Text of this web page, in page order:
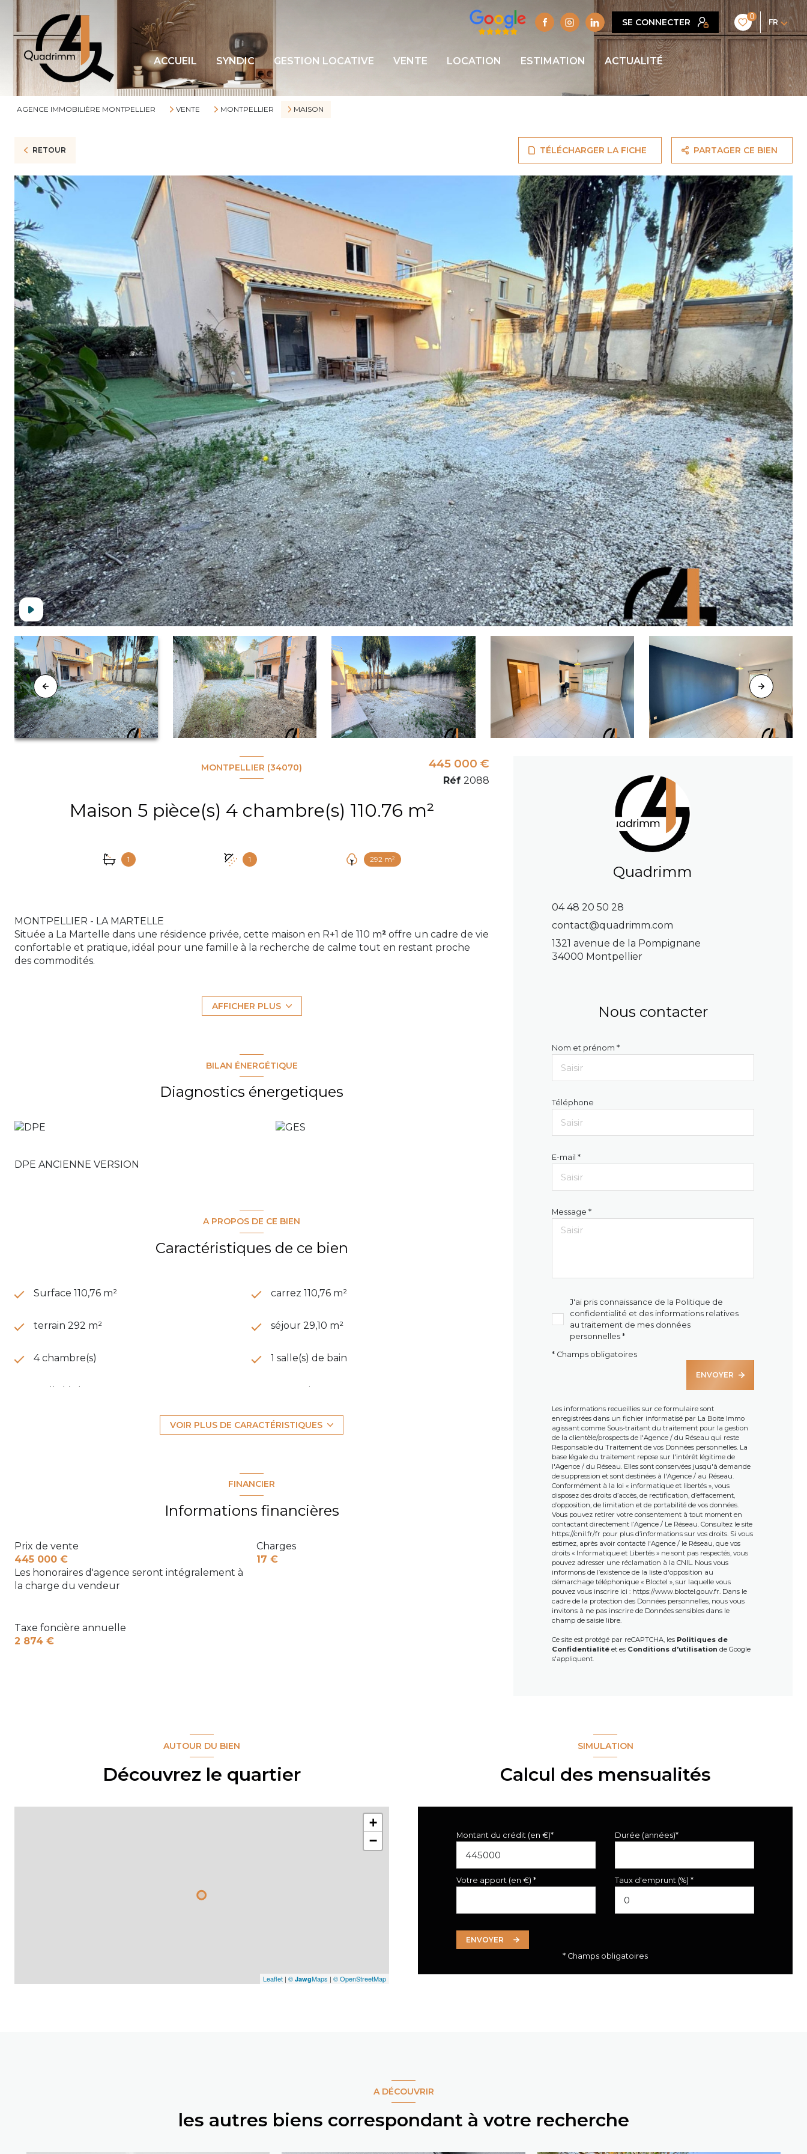
SE CONNECTER
0
FR
ACCUEIL SYNDIC GESTION LOCATIVE VENTE LOCATION ESTIMATION ACTUALITÉ
AGENCE IMMOBILIÈRE MONTPELLIER VENTE MONTPELLIER MAISON
RETOUR TÉLÉCHARGER LA FICHE PARTAGER CE BIEN
MONTPELLIER (34070)
Maison 5 pièce(s) 4 chambre(s) 110.76 m²
1 1 292 m²
445 000 €
Réf 2088
MONTPELLIER - LA MARTELLE
Située a La Martelle dans une résidence privée, cette maison en R+1 de 110 m² offre un cadre de vie
confortable et pratique, idéal pour une famille à la recherche de calme tout en restant proche
des commodités.
Un séjour lumineux avec cuisine ouverte, pensé pour les moments de partage
air
Cette maison combine espace, fonctionnalité et extérieur soigné, dans un secteur recherché de
Les informations sur les risques auxquels ce bien est exposé sont disponibles sur le site Géorisques.
AFFICHER PLUS
BILAN ÉNERGÉTIQUE
Diagnostics énergetiques
DPE ANCIENNE VERSION
A PROPOS DE CE BIEN
Caractéristiques de ce bien
Surface 110,76 m² carrez 110,76 m²
terrain 292 m² séjour 29,10 m²
4 chambre(s) 1 salle(s) de bain
1 salle(s) d'eau construit en 2007
cuisine américaine (semi-équipée) Chauffage individuel : autre (gaz)
VOIR PLUS DE CARACTÉRISTIQUES
FINANCIER
Informations financières
Prix de vente
445 000 €
Les honoraires d'agence seront intégralement à
la charge du vendeur
Charges
17 €
Taxe foncière annuelle
2 874 €
Quadrimm
04 48 20 50 28
contact@quadrimm.com
1321 avenue de la Pompignane
34000 Montpellier
Nous contacter
Nom et prénom *
Téléphone
E-mail *
Message *
J'ai pris connaissance de la Politique de
confidentialité et des informations relatives
au traitement de mes données
personnelles *
* Champs obligatoires
ENVOYER
Les informations recueillies sur ce formulaire sont
enregistrées dans un fichier informatisé par La Boite Immo
agissant comme Sous-traitant du traitement pour la gestion
de la clientèle/prospects de l'Agence / du Réseau qui reste
Responsable du Traitement de vos Données personnelles. La
base légale du traitement repose sur l'intérêt légitime de
l'Agence / du Réseau. Elles sont conservées jusqu'à demande
de suppression et sont destinées à l'Agence / au Réseau.
Conformément à la loi « informatique et libertés », vous
disposez des droits d’accès, de rectification, d’effacement,
d’opposition, de limitation et de portabilité de vos données.
Vous pouvez retirer votre consentement à tout moment en
contactant directement l’Agence / Le Réseau. Consultez le site
https://cnil.fr/fr pour plus d’informations sur vos droits. Si vous
estimez, après avoir contacté l'Agence / le Réseau, que vos
droits « Informatique et Libertés » ne sont pas respectés, vous
pouvez adresser une réclamation à la CNIL. Nous vous
informons de l’existence de la liste d'opposition au
démarchage téléphonique « Bloctel », sur laquelle vous
pouvez vous inscrire ici : https://www.bloctel.gouv.fr . Dans le
cadre de la protection des Données personnelles, nous vous
invitons à ne pas inscrire de Données sensibles dans le
champ de saisie libre.
Ce site est protégé par reCAPTCHA, les Politiques de
Confidentialitéet es Conditions d'utilisation de Google
s'appliquent.
AUTOUR DU BIEN
Découvrez le quartier
+
−
Leaflet | © JawgMaps | © OpenStreetMap
SIMULATION
Calcul des mensualités
Montant du crédit (en €)* Durée (années)*
Votre apport (en €) * Taux d'emprunt (%) *
ENVOYER
* Champs obligatoires
A DÉCOUVRIR
les autres biens correspondant à votre recherche